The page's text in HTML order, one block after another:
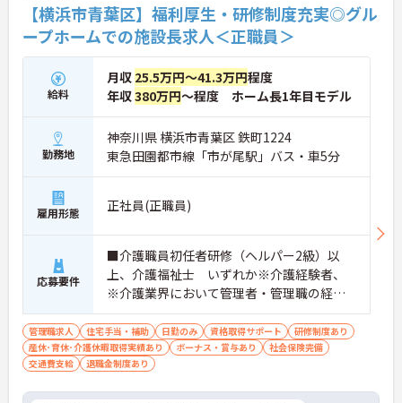
【横浜市青葉区】福利厚生・研修制度充実◎グル
ープホームでの施設長求人＜正職員＞
給料
月収 25.5万円～41.3万円程度
年収380万円～程度 ホーム長1年目モデル
勤務地
神奈川県 横浜市青葉区 鉄町1224
東急田園都市線「市が尾駅」バス・車5分
雇用形態 正社員(正職員)
応募要件
■介護職員初任者研修（ヘルパー2級）以
上、介護福祉士 いずれか※介護経験者、
※介護業界において管理者・管理職の経験
ある方、介護福祉士をお持ちの方、他社に
おいて施設長経験者歓迎 ■普通自動車運転
免許（ＡＴ限定可）お持ちの方歓迎
管理職求人 住宅手当・補助 日勤のみ 資格取得サポート
研修制度あり
産休･育休･介護休暇取得実績あり
ボーナス・賞与あり
社会保険完備
交通費支給
退職金制度あり